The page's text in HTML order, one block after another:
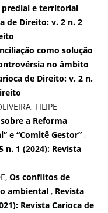
e territorial
de Direito: v. 2 n. 2
como solução
no âmbito
de Direito: v. 2 n.
FILIPE
a Reforma
e “Comitê Gestor” ,
n. 1 (2024): Revista
Os conflitos de
ambiental , Revista
Revista Carioca de